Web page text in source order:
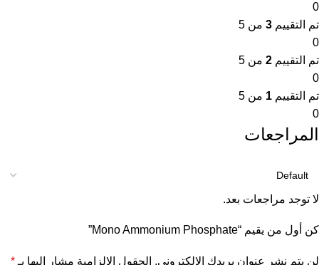
0
تم التقييم 3 من 5
0
تم التقييم 2 من 5
0
تم التقييم 1 من 5
0
المراجعات
لا توجد مراجعات بعد.
كن أول من يقيم “Mono Ammonium Phosphate”
لن يتم نشر عنوان بريدك الإلكتروني. الحقول الإلزامية مشار إليها بـ *